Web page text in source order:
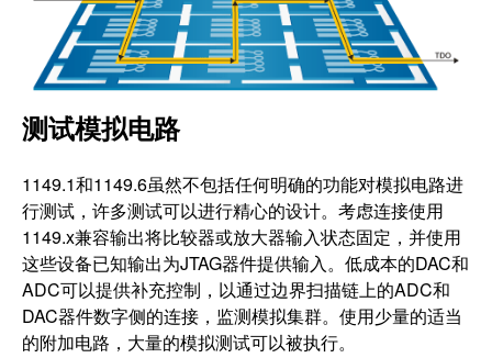
测试模拟电路
1149.1和1149.6虽然不包括任何明确的功能对模拟电路进
行测试，许多测试可以进行精心的设计。考虑连接使用
1149.x兼容输出将比较器或放大器输入状态固定，并使用
这些设备已知输出为JTAG器件提供输入。低成本的DAC和
ADC可以提供补充控制，以通过边界扫描链上的ADC和
DAC器件数字侧的连接，监测模拟集群。使用少量的适当
的附加电路，大量的模拟测试可以被执行。